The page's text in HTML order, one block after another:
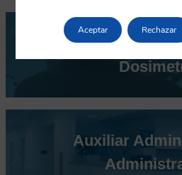
Téc. Sup. en
Auxiliar
Aceptar Rechazar